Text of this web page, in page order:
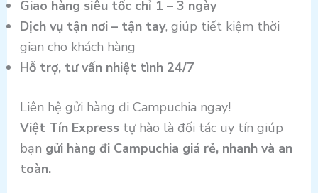
Giao hàng siêu tốc chỉ 1 – 3 ngày
Dịch vụ tận nơi – tận tay, giúp tiết kiệm thời
gian cho khách hàng
Hỗ trợ, tư vấn nhiệt tình 24/7
Liên hệ gửi hàng đi Campuchia ngay!
Việt Tín Expresstự hào là đối tác uy tín giúp
bạn gửi hàng đi Campuchia giá rẻ, nhanh và an
toàn.